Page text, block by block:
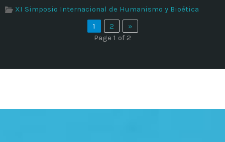
XI Simposio Internacional de Humanismo y Bioética
1
2
»
Page 1 of 2